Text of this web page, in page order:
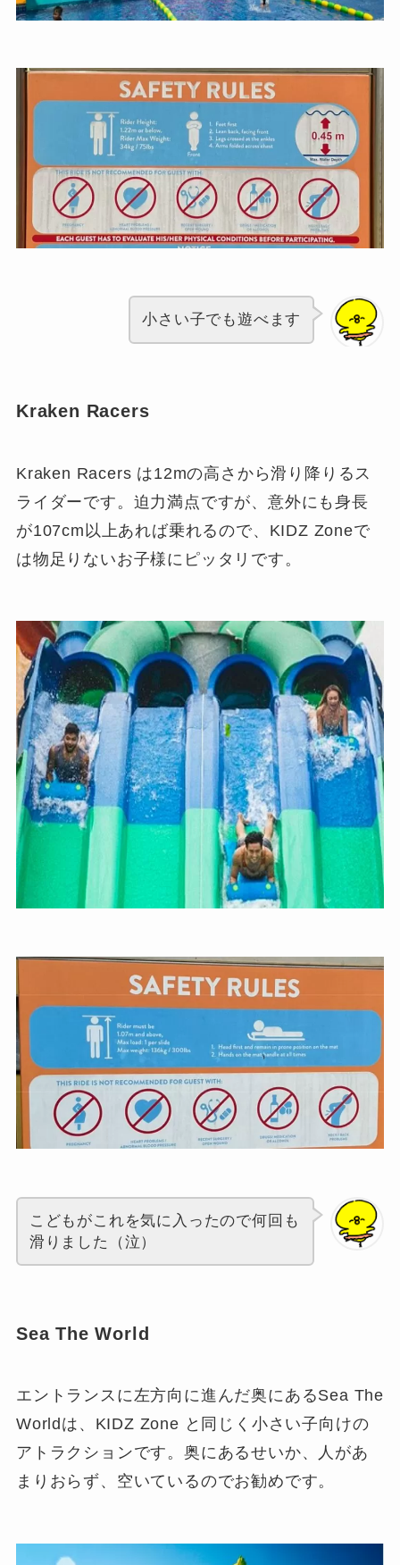
小さい子でも遊べます
Kraken Racers
Kraken Racers は12mの高さから滑り降りるス
ライダーです。迫力満点ですが、意外にも身長
が107cm以上あれば乗れるので、KIDZ Zoneで
は物足りないお子様にピッタリです。
こどもがこれを気に入ったので何回も
滑りました（泣）
Sea The World
エントランスに左方向に進んだ奥にあるSea The
Worldは、KIDZ Zone と同じく 小さい子向けの
アトラクションです。奥にあるせいか、人があ
まりおらず、空いているのでお勧めです。